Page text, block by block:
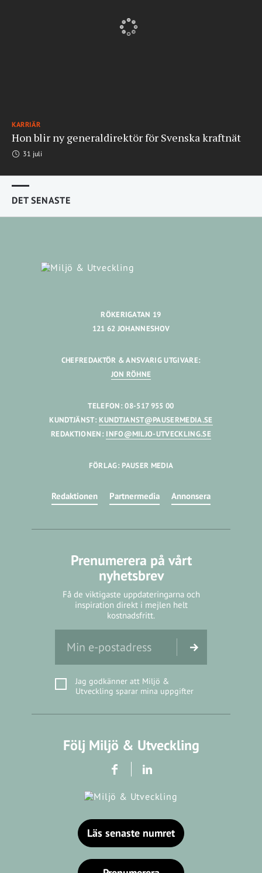
KARRIÄR
Hon blir ny generaldirektör för Svenska kraftnät
31 juli
DET SENASTE
RÖKERIGATAN 19
121 62 JOHANNESHOV
CHEFREDAKTÖR & ANSVARIG UTGIVARE:
JON RÖHNE
TELEFON: 08-517 955 00
KUNDTJÄNST: KUNDTJANST@PAUSERMEDIA.SE
REDAKTIONEN: INFO@MILJO-UTVECKLING.SE
FÖRLAG: PAUSER MEDIA
Redaktionen Partnermedia Annonsera
Prenumerera på vårt
nyhetsbrev
Få de viktigaste uppdateringarna och
inspiration direkt i mejlen helt
kostnadsfritt.
Jag godkänner att Miljö &
Utveckling sparar mina uppgifter
Följ Miljö & Utveckling
Läs senaste numret